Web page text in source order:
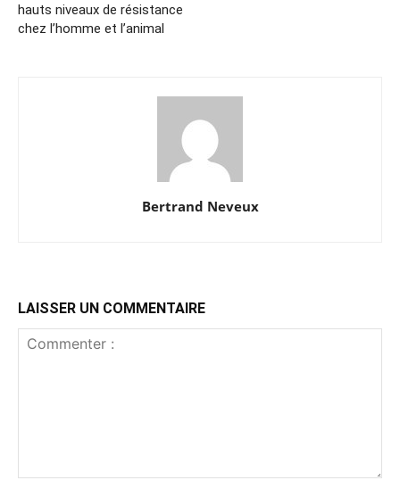
hauts niveaux de résistance
chez l’homme et l’animal
Bertrand Neveux
LAISSER UN COMMENTAIRE